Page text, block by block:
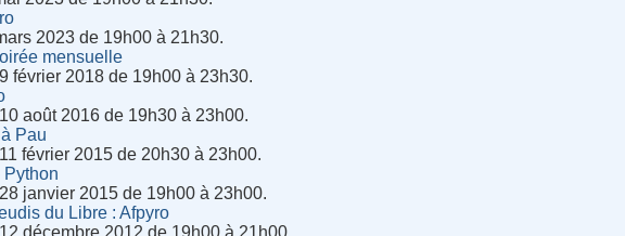
2023 de 19h00 à 21h30.
mensuelle
février 2018 de 19h00 à 23h30.
août 2016 de 19h30 à 23h00.
Pau
février 2015 de 20h30 à 23h00.
Python
janvier 2015 de 19h00 à 23h00.
du Libre : Afpyro
12 décembre 2012 de 19h00 à 21h00.